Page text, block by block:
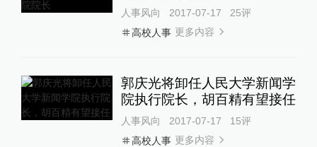
人事风向 2017-07-17 25评
高校人事 更多内容
郭庆光将卸任人民大学新闻学
院执行院长，胡百精有望接任
人事风向 2017-07-17 15评
高校人事 更多内容